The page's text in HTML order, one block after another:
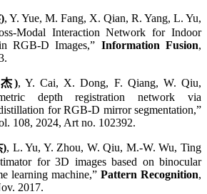
, Y. Yue, M. Fang, X. Qian, R. Yang, L. Yu,
Modal Interaction Network for Indoor
RGB-D Images,” Information Fusion,
), Y. Cai, X. Dong, F. Qiang, W. Qiu,
depth registration network via
for RGB-D mirror segmentation,”
108, 2024, Art no. 102392.
), L. Yu, Y. Zhou, W. Qiu, M.-W. Wu, Ting
for 3D images based on binocular
learning machine,” Pattern Recognition,
2017.